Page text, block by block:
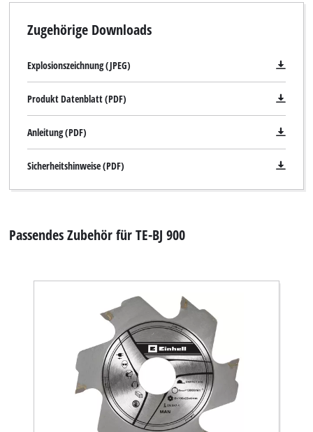
Zugehörige Downloads
Explosionszeichnung (JPEG)
Produkt Datenblatt (PDF)
Anleitung (PDF)
Sicherheitshinweise (PDF)
Passendes Zubehör für TE-BJ 900